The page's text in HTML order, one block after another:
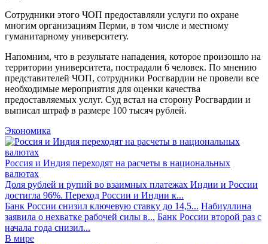
Сотрудники этого ЧОП предоставляли услуги по охране
многим организациям Перми, в том числе и местному
гуманитарному университету.
Напомним, что в результате нападения, которое произошло на
территории университета, пострадали 6 человек. По мнению
представителей ЧОП, сотрудники Росгвардии не провели все
необходимые мероприятия для оценки качества
предоставляемых услуг. Суд встал на сторону Росгвардии и
выписал штраф в размере 100 тысяч рублей.
Экономика
Россия и Индия переходят на расчеты в национальных
валютах
Доля рублей и рупий во взаимных платежах Индии и России
достигла 96%. Переход России и Индии к...
Банк России снизил ключевую ставку до 14,5... Набиуллина
заявила о нехватке рабочей силы в... Банк России второй раз с
начала года снизил...
В мире